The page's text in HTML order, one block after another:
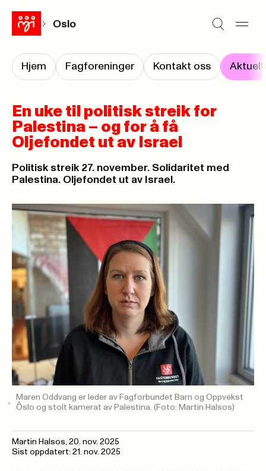
Oslo
Hjem Fagforeninger Kontakt oss Aktuelt
En uke til politisk streik for
Palestina – og for å få
Oljefondet ut av Israel
Politisk streik 27. november. Solidaritet med
Palestina. Oljefondet ut av Israel.
Maren Oddvang er leder av Fagforbundet Barn og Oppvekst
Oslo og stolt kamerat av Palestina. (Foto: Martin Halsos)
Martin Halsos, 20. nov. 2025
Sist oppdatert: 21. nov. 2025